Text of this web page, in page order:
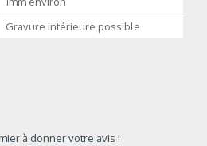
Gravure intérieure possible
à donner votre avis !